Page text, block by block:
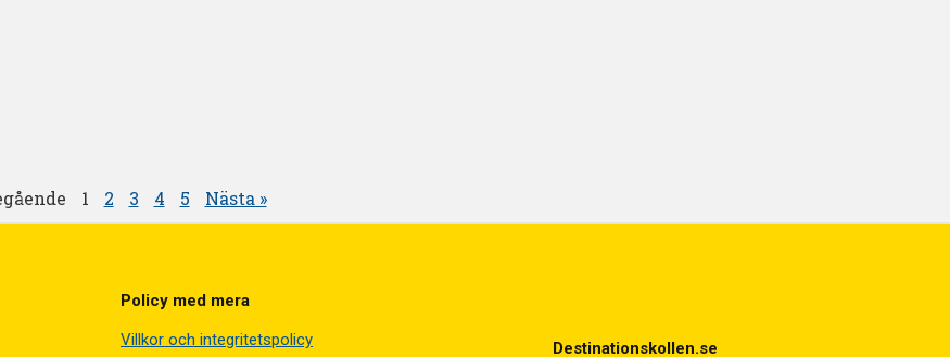
1 2 3 4 5 Nästa »
Policy med mera
Villkor och integritetspolicy Destinationskollen.se